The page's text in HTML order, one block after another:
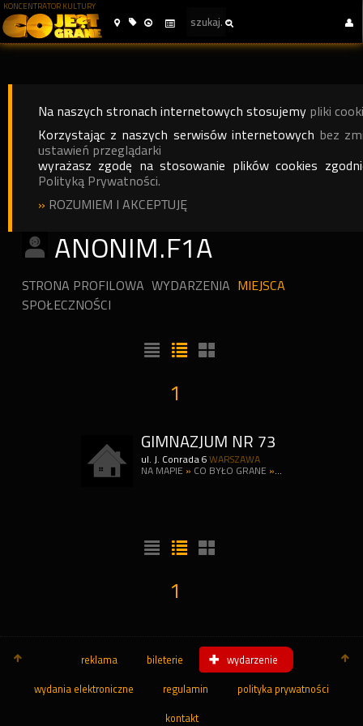
KONCENTRATOR KULTURY
Na naszych stronach internetowych stosujemy pliki
Korzystając z naszych serwisów internetowych bez
ustawień przeglądarki
wyrażasz zgodę na stosowanie plików cookies
Polityką Prywatności.
» ROZUMIEM I AKCEPTUJĘ
ANONIM.F1A
STRONA PROFILOWA WYDARZENIA MIEJSCA
SPOŁECZNOŚCI
1
GIMNAZJUM NR 73
ul. J. Conrada 6 WARSZAWA
NA MAPIE » CO BYŁO GRANE » CO JEST GRANE
1
reklama bileterie wydarzenie
wydania elektroniczne regulamin polityka prywatności
kontakt